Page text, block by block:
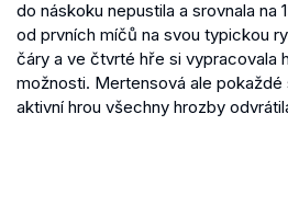
do náskoku nepustila a srovnala na
od prvních míčů na svou typickou
čáry a ve čtvrté hře si vypracovala
možnosti. Mertensová ale pokaždé
aktivní hrou všechny hrozby